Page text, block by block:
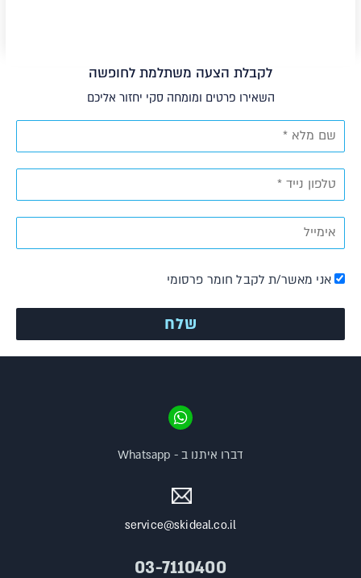
לקבלת הצעה משתלמת לחופשה
השאירו פרטים ומומחה סקי יחזור אליכם
אני מאשר/ת לקבל חומר פרסומי
service@skideal.co.il
03-7110400
דברו איתנו ב - Whatsapp